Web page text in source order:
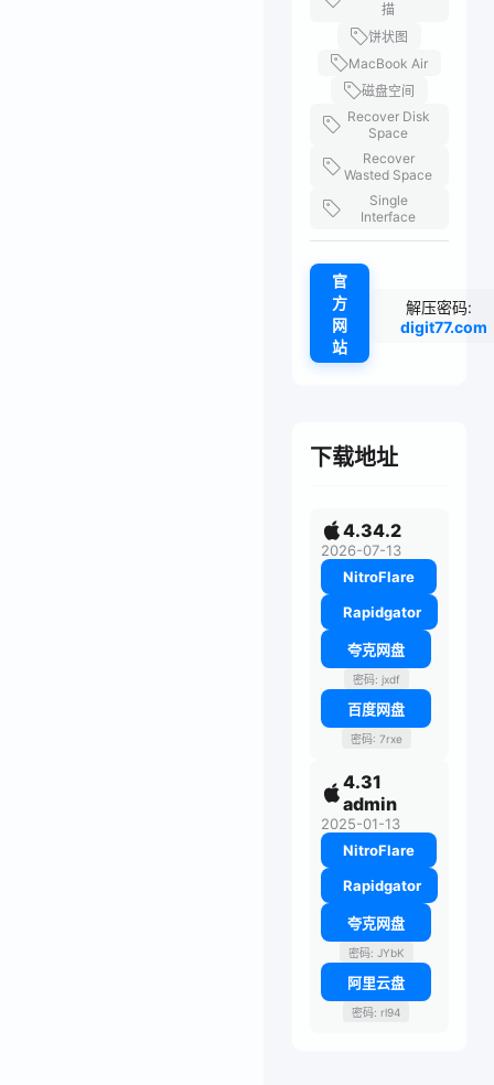
描
饼状图
MacBook Air
磁盘空间
Recover Disk
Space
Recover
Wasted Space
Single
Interface
官
方
网
站
解压密码:
digit77.com
下载地址
4.34.2
2026-07-13
NitroFlare
Rapidgator
夸克网盘
密码: jxdf
百度网盘
密码: 7rxe
4.31
admin
2025-01-13
NitroFlare
Rapidgator
夸克网盘
密码: JYbK
阿里云盘
密码: rl94